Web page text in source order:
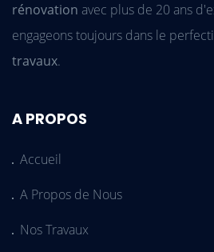
rénovation avec plus de 20 ans
engageons toujours dans le
travaux.
A PROPOS
Accueil
A Propos de Nous
Nos Travaux